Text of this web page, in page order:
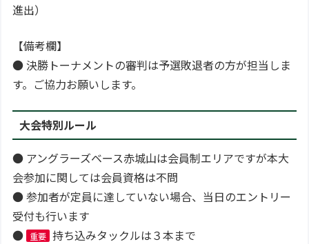
進出）
【備考欄】
● 決勝トーナメントの審判は予選敗退者の方が担当しま
す。ご協力お願いします。
大会特別ルール
● アングラーズベース赤城山は会員制エリアですが本大
会参加に関しては会員資格は不問
● 参加者が定員に達していない場合、当日のエントリー
受付も行います
● 重要 持ち込みタックルは３本まで